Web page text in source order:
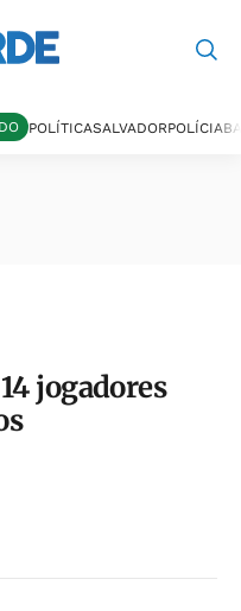
POLÍTICASALVADORPOLÍCIA
jogadores